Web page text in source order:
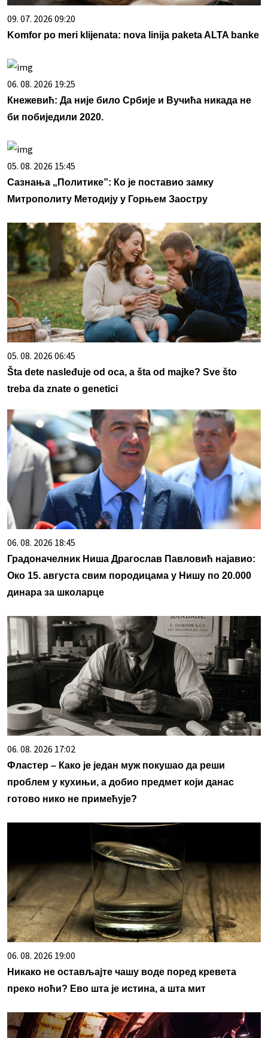
09. 07. 2026 09:20
Komfor po meri klijenata: nova linija paketa ALTA banke
06. 08. 2026 19:25
Кнежевић: Да није било Србије и Вучића никада не
би побиједили 2020.
05. 08. 2026 15:45
Сазнања „Политике”: Ко је поставио замку
Митрополиту Методију у Горњем Заостру
05. 08. 2026 06:45
Šta dete nasleđuje od oca, a šta od majke? Sve što
treba da znate o genetici
06. 08. 2026 18:45
Градоначелник Ниша Драгослав Павловић најавио:
Око 15. августа свим породицама у Нишу по 20.000
динара за школарце
06. 08. 2026 17:02
Фластер – Како је један муж покушао да реши
проблем у кухињи, а добио предмет који данас
готово нико не примећује?
06. 08. 2026 19:00
Никако не остављајте чашу воде поред кревета
преко ноћи? Ево шта је истина, а шта мит